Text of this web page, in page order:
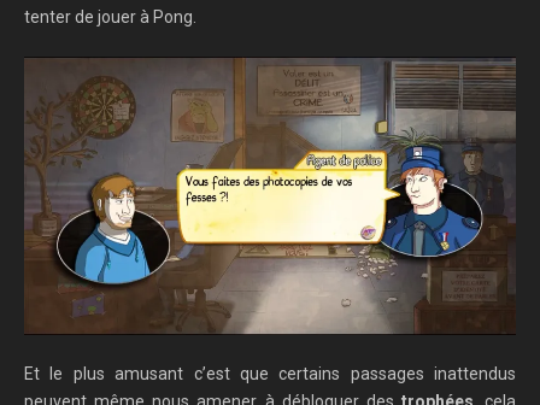
tenter de jouer à Pong.
Et le plus amusant c’est que certains passages inattendus